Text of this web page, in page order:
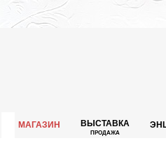
МАГАЗИН ВЫСТАВКА
ПРОДАЖА